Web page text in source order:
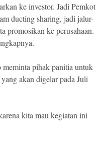
ke investor. Jadi Pemkot
ducting sharing, jadi jalur-
promosikan ke perusahaan.
pihak panitia untuk
akan digelar pada Juli
kita mau kegiatan ini